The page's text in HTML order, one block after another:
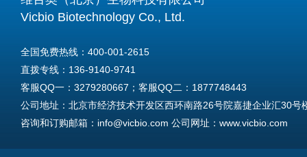
Vicbio Biotechnology Co., Ltd.
全国免费热线：400-001-2615
直拨专线：136-9140-9741
客服QQ一：3279280667；客服QQ二：1877748443
公司地址：北京市经济技术开发区西环南路26号院嘉捷企业汇30号
咨询和订购邮箱：info@vicbio.com 公司网址：www.vicbio.com